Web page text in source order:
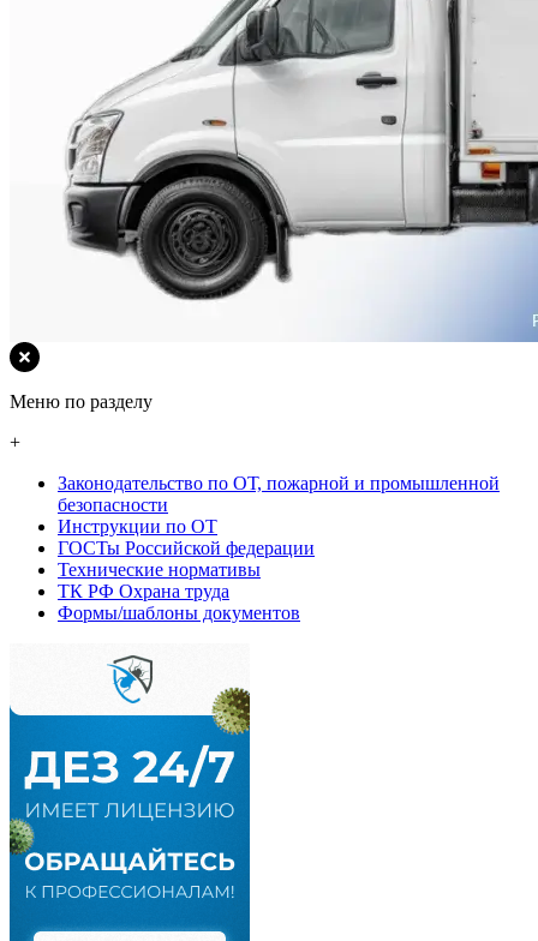
Меню по разделу
+
Законодательство по ОТ, пожарной и промышленной
безопасности
Инструкции по ОТ
ГОСТы Российской федерации
Технические нормативы
ТК РФ Охрана труда
Формы/шаблоны документов